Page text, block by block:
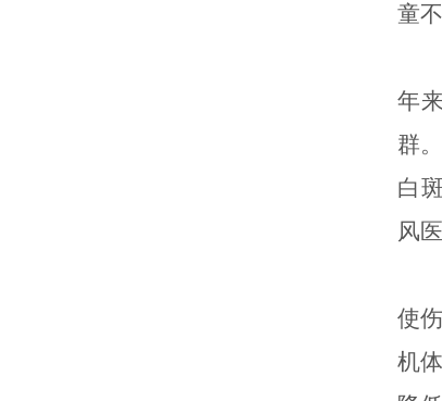
童
昆
年
群
白
风
一
使
机